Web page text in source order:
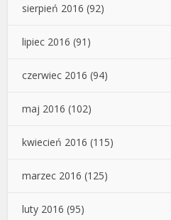
sierpień 2016 (92)
lipiec 2016 (91)
czerwiec 2016 (94)
maj 2016 (102)
kwiecień 2016 (115)
marzec 2016 (125)
luty 2016 (95)